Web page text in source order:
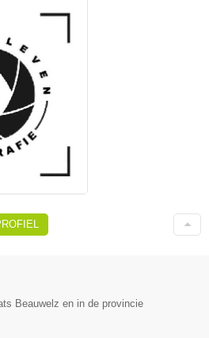
Beauwelz en in de provincie